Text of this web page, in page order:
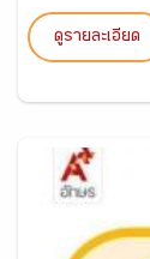
ดูรายละเอียด